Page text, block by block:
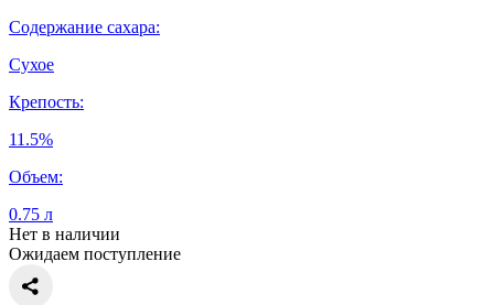
Содержание сахара:
Сухое
Крепость:
11.5%
Объем:
0.75 л
Нет в наличии
Ожидаем поступление